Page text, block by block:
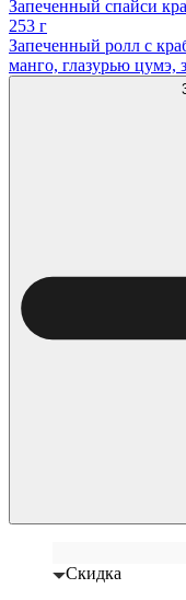
Запеченный спайси
253 г
Запеченный ролл с
манго, глазурью цумэ,
Скидка